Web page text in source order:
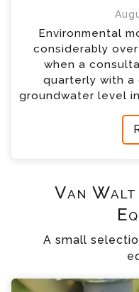
Environmental
considerably
when a
quarterly with a
groundwater level
Van Walt
A small